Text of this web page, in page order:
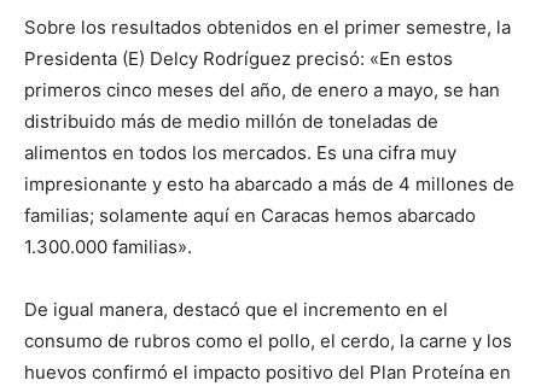
Sobre los resultados obtenidos en el primer semestre, la
Presidenta (E) Delcy Rodríguez precisó: «En estos
primeros cinco meses del año, de enero a mayo, se han
distribuido más de medio millón de toneladas de
alimentos en todos los mercados. Es una cifra muy
impresionante y esto ha abarcado a más de 4 millones de
familias; solamente aquí en Caracas hemos abarcado
1.300.000 familias».
De igual manera, destacó que el incremento en el
consumo de rubros como el pollo, el cerdo, la carne y los
huevos confirmó el impacto positivo del Plan Proteína en